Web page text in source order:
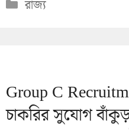
রাজ্য
Group C
চাকরির সুযোগ